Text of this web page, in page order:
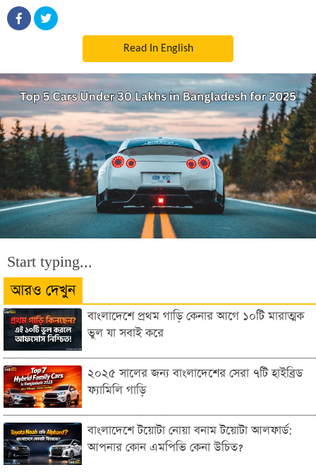
Read In English
Start typing...
আরও দেখুন
বাংলাদেশে প্রথম গাড়ি কেনার আগে ১০টি মারাত্মক
ভুল যা সবাই করে
২০২৫ সালের জন্য বাংলাদেশের সেরা ৭টি হাইব্রিড
ফ্যামিলি গাড়ি
বাংলাদেশে টয়োটা নোয়া বনাম টয়োটা আলফার্ড:
আপনার কোন এমপিভি কেনা উচিত?